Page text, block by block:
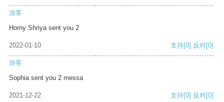
游客
Horny Shriya sent you 2
2022-01-10 支持[0] 反对[0]
游客
Sophia sent you 2 messa
2021-12-22 支持[0] 反对[0]